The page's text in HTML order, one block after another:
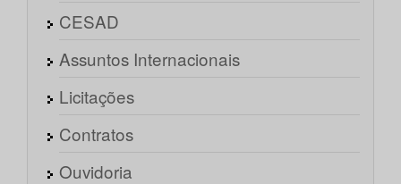
CESAD
Assuntos Internacionais
Licitações
Contratos
Ouvidoria